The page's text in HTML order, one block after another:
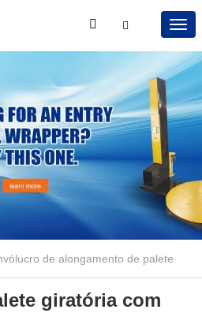
de alongamento de palete
giratória com melhor imprensa
giratória com